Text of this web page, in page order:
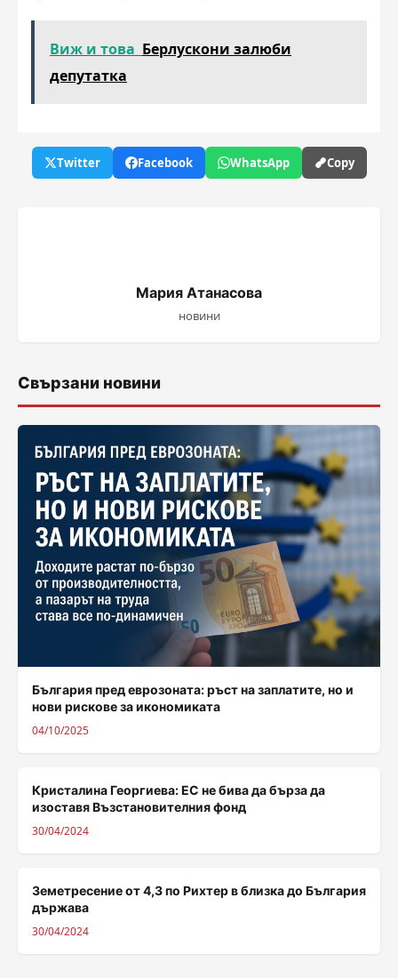
Виж и това Берлускони залюби
депутатка
Twitter Facebook WhatsApp Copy
Мария Атанасова
новини
Свързани новини
България пред еврозоната: ръст на заплатите, но и
нови рискове за икономиката
04/10/2025
Кристалина Георгиева: ЕС не бива да бърза да
изоставя Възстановителния фонд
30/04/2024
Земетресение от 4,3 по Рихтер в близка до България
държава
30/04/2024